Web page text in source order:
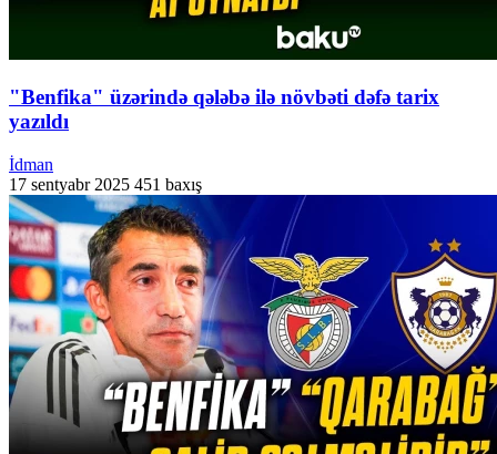
"Benfika" üzərində qələbə ilə növbəti dəfə tarix
yazıldı
İdman
17 sentyabr 2025 451 baxış